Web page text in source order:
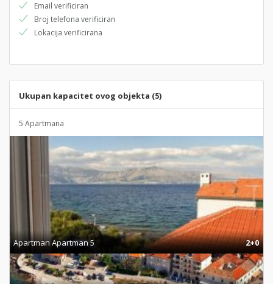
Email verificiran
Broj telefona verificiran
Lokacija verificirana
Ukupan kapacitet ovog objekta (5)
5 Apartmana
Apartman Apartman 5 2+0